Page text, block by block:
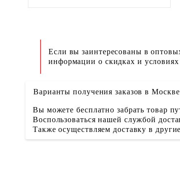
Если вы заинтересованы в
информации о скидках и
Варианты получения заказов в
Вы можете бесплатно забрать товар
Воспользоваться нашей службой
Также осуществляем доставку в